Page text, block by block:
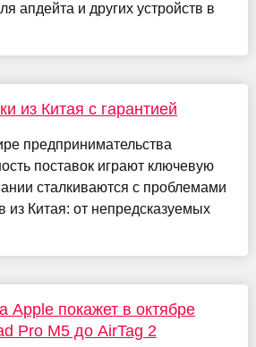
апдейта и других устройств в
из Китая с гарантией
предпринимательства
поставок играют ключевую
сталкиваются с проблемами
из Китая: от непредсказуемых
Apple покажет в октябре
Pro M5 до AirTag 2